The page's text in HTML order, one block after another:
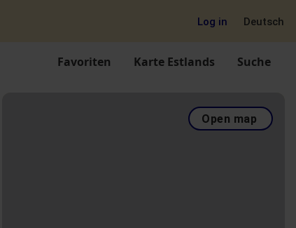
Log in Deutsch
Favoriten Karte Estlands Suche
Open map